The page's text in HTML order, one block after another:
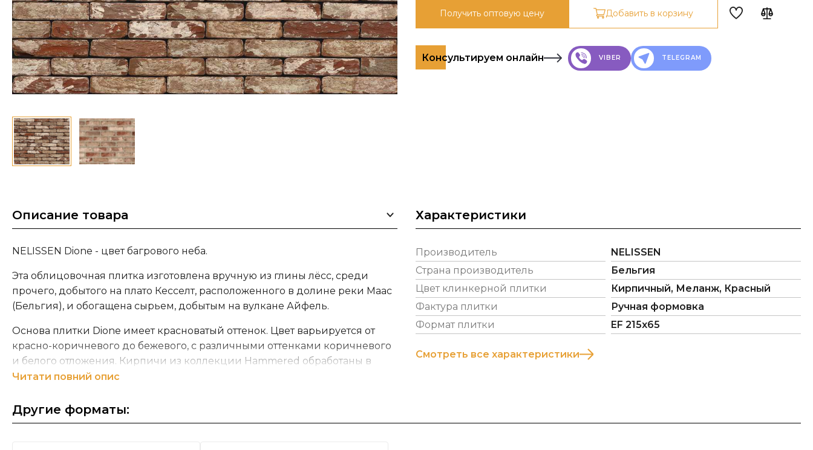
Получить оптовую цену Добавить в корзину
Консультируем онлайн VIBER TELEGRAM
Описание товара
NELISSEN Dione - цвет багрового неба.
Эта облицовочная плитка изготовлена вручную из глины лёсс, среди
прочего, добытого на плато Кесселт, расположенного в долине реки Маас
(Бельгия), и обогащена сырьем, добытым на вулкане Айфель.
Основа плитки Dione имеет красноватый оттенок. Цвет варьируется от
красно-коричневого до бежевого, с различными оттенками коричневого
и белого отложения. Кирпичи из коллекции Hammered обработаны в
специальных барабанах, благодаря чему имеют вид состаренного
отражают цвет реального продукта.
Читати повний опис
Характеристики
Производитель
NELISSEN
Страна производитель
Бельгия
Цвет клинкерной плитки
Кирпичный, Меланж, Красный
Фактура плитки
Ручная формовка
Формат плитки
EF 215х65
Смотреть все характеристики
Другие форматы: